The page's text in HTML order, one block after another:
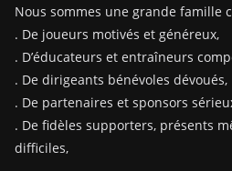
Nous sommes une grande famille
. De joueurs motivés et généreux,
. D’éducateurs et entraîneurs
. De dirigeants bénévoles dévoués,
. De partenaires et sponsors
. De fidèles supporters, présents
difficiles,